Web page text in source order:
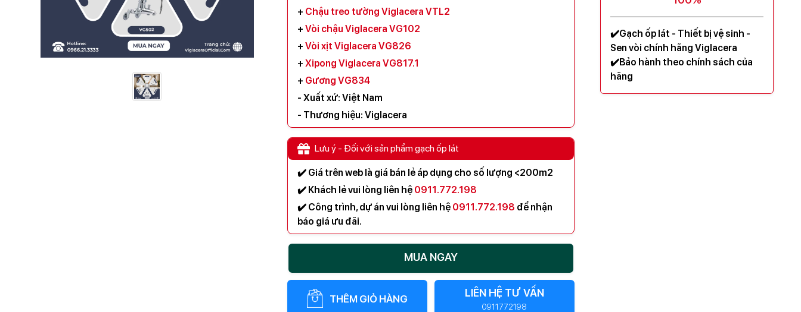
+ Chậu treo tường Viglacera VTL2
+Vòi chậu Viglacera VG102
+Vòi xịt Viglacera VG826
+Xipong Viglacera VG817.1
+ Gương VG834
- Xuất xứ: Việt Nam
- Thương hiệu: Viglacera
Lưu ý - Đối với sản phẩm gạch ốp lát
✔️ Giá trên web là giá bán lẻ áp dụng cho số lượng <200m2
✔️ Khách lẻ vui lòng liên hệ 0911.772.198
✔️ Công trình, dự án vui lòng liên hệ 0911.772.198 để nhận
báo giá ưu đãi.
MUA NGAY
THÊM GIỎ HÀNG
LIÊN HỆ TƯ VẤN
0911772198
✔️Gạch ốp lát - Thiết bị vệ sinh -
Sen vòi chính hãng Viglacera
✔️Bảo hành theo chính sách của
hãng